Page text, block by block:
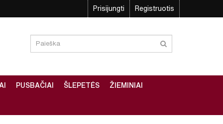
Prisijungti Registruotis
PUSBAČIAI ŠLEPETĖS ŽIEMINIAI